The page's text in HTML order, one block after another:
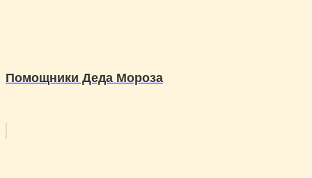
Помощники Деда Мороза